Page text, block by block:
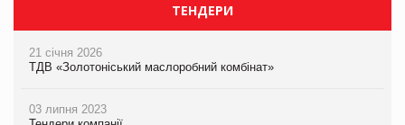
ТЕНДЕРИ
21 січня 2026
ТДВ «Золотоніський маслоробний комбінат»
03 липня 2023